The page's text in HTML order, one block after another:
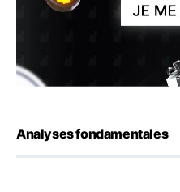
Analyses fondamentales